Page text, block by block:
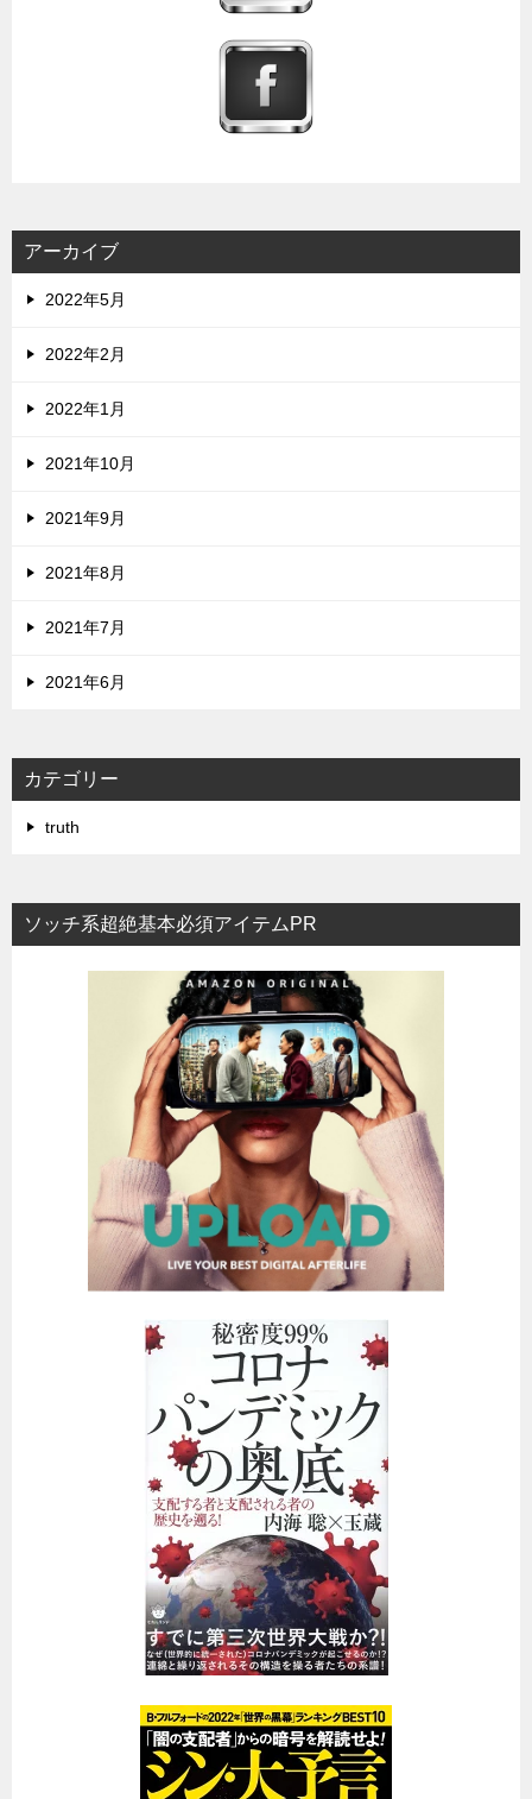
アーカイブ
2022年5月
2022年2月
2022年1月
2021年10月
2021年9月
2021年8月
2021年7月
2021年6月
カテゴリー
truth
ソッチ系超絶基本必須アイテムPR